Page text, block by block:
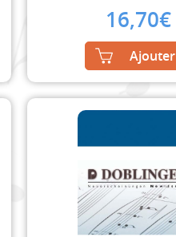
16,70€
Ajouter